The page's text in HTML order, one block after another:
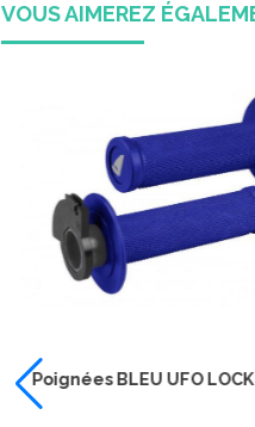
VOUS AIMEREZ
Kit plastiques UFO